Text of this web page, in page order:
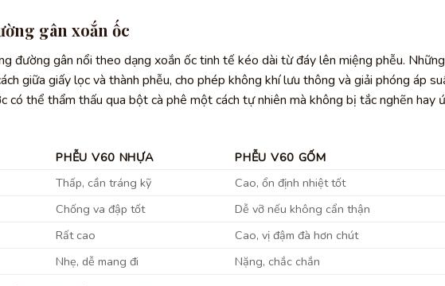
gân xoắn ốc
đường gân nổi theo dạng xoắn ốc tinh tế kéo dài từ đáy lên miệng phễu. Những
giữa giấy lọc và thành phễu, cho phép không khí lưu thông và giải phóng áp
có thể thẩm thấu qua bột cà phê một cách tự nhiên mà không bị tắc nghẽn hay ứ
PHỄU V60 NHỰA
PHỄU V60 GỐM
Thấp, cần tráng kỹ
Cao, ổn định nhiệt tốt
Chống va đập tốt
Dễ vỡ nếu không cẩn thận
Rất cao
Cao, vị đậm đà hơn chút
Nhẹ, dễ mang đi Nặng, chắc chắn